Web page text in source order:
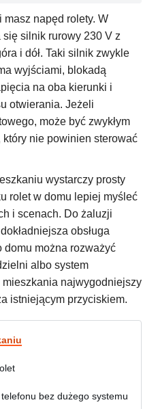
napęd rolety. W
silnik rurowy 230 V z
i dół. Taki silnik zwykle
wyjściami, blokadą
na oba kierunki i
otwierania. Jeżeli
może być zwykłym
nie powinien sterować
wystarczy prosty
rolet w domu lepiej myśleć
i scenach. Do żaluzji
obsługa
można rozważyć
albo system
najwygodniejszy
istniejącym przyciskiem.
bez dużego systemu